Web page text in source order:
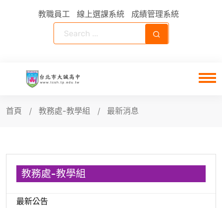
教職員工 線上選課系統 成績管理系統
首頁 教務處-教學組 最新消息
教務處-教學組
最新公告